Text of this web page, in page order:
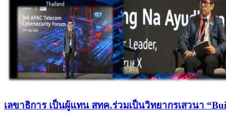
เลขาธิการ เป็นผู้แทน สทค.ร่วมเป็นวิทยากรเสวนา